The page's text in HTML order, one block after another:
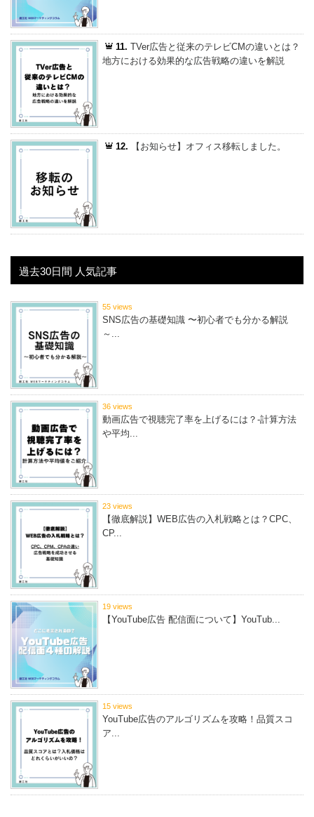
11. TVer広告と従来のテレビCMの違いとは？
地方における効果的な広告戦略の違いを解説
12. 【お知らせ】オフィス移転しました。
過去30日間 人気記事
55 views
SNS広告の基礎知識 〜初心者でも分かる解説
～...
36 views
動画広告で視聴完了率を上げるには？-計算方法
や平均...
23 views
【徹底解説】WEB広告の入札戦略とは？CPC、
CP...
19 views
【YouTube広告 配信面について】YouTub...
15 views
YouTube広告のアルゴリズムを攻略！品質スコ
ア...